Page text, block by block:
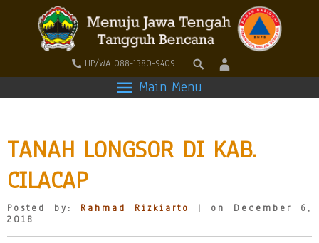
HP/WA 088-1380-9409
Main Menu
TANAH LONGSOR DI KAB.
CILACAP
Posted by: Rahmad Rizkiarto
| on December 6,
2018